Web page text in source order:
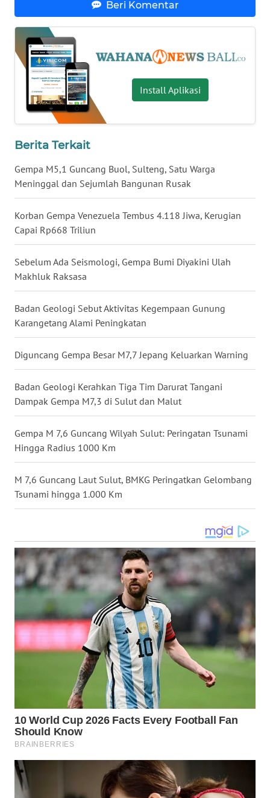
Beri Komentar
Install Aplikasi
Berita Terkait
Gempa M5,1 Guncang Buol, Sulteng, Satu Warga
Meninggal dan Sejumlah Bangunan Rusak
Korban Gempa Venezuela Tembus 4.118 Jiwa, Kerugian
Capai Rp668 Triliun
Sebelum Ada Seismologi, Gempa Bumi Diyakini Ulah
Makhluk Raksasa
Badan Geologi Sebut Aktivitas Kegempaan Gunung
Karangetang Alami Peningkatan
Diguncang Gempa Besar M7,7 Jepang Keluarkan Warning
Badan Geologi Kerahkan Tiga Tim Darurat Tangani
Dampak Gempa M7,3 di Sulut dan Malut
Gempa M 7,6 Guncang Wilyah Sulut: Peringatan Tsunami
Hingga Radius 1000 Km
M 7,6 Guncang Laut Sulut, BMKG Peringatkan Gelombang
Tsunami hingga 1.000 Km
WN
KALTARA
WN
KALSEL
WN
SULSEL
GORONTALO
SULUT
WN
MALUKU
WN
MALUT
WN
DANAU
TOBA
WN
NIAS
LANGKAT
WN
TAPANULI
SELATAN
WN
TANJUNG
WN
SIMALUNGUN
LABUHANBATU